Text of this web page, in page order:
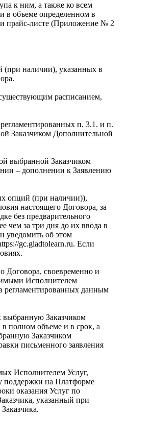
к ним, а также ко всем
в объеме определенном в
прайс-листе (Приложение № 2
(при наличии), указанных в
расписанием,
п. 3.1. и п.
Заказчиком Дополнительной
выбранной Заказчиком
– дополнении к Заявлению
опций (при наличии)),
настоящего Договора, за
без предварительного
чем за три дня до их ввода в
уведомить об этом
gc.gladtolearn.ru. Если
Договора, своевременно и
Исполнителем
регламентированных данным
выбранную Заказчиком
полном объеме и в срок, а
Заказчиком
письменного заявления
Исполнителем Услуг,
поддержки на Платформе
оказания Услуг по
указанный при